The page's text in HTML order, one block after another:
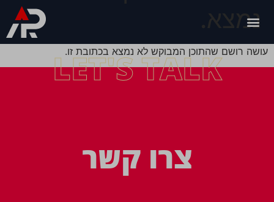
נמצא.
עושה רושם שהתוכן המבוקש לא נמצא בכתובת זו.
LET'S TALK
צרו קשר